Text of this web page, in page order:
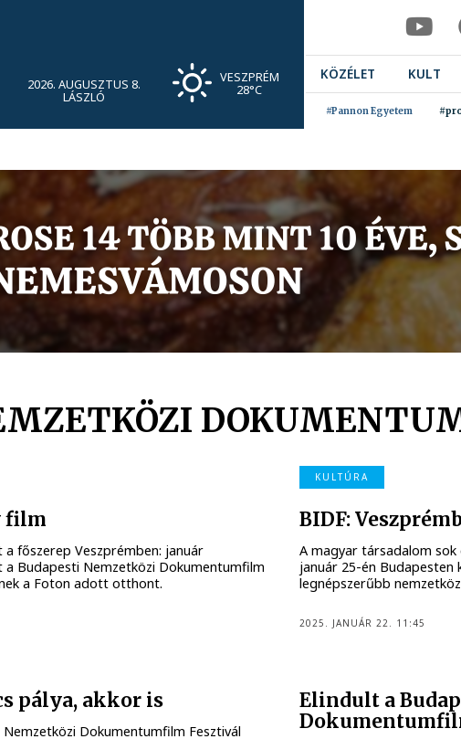
2026. AUGUSZTUS 8.
LÁSZLÓ
VESZPRÉM
28°C
KÖZÉLET KULT
#Pannon Egyetem
film
főszerep Veszprémben: január
Budapesti Nemzetközi Dokumentumfilm
a Foton adott otthont.
KULTÚRA
BIDF:
A magyar társadalom
január 25-én Budapesten
legnépszerűbb
2025. JANUÁR 22. 11:45
pálya, akkor is
Dokumentumfilm Fesztivál
Elindult a